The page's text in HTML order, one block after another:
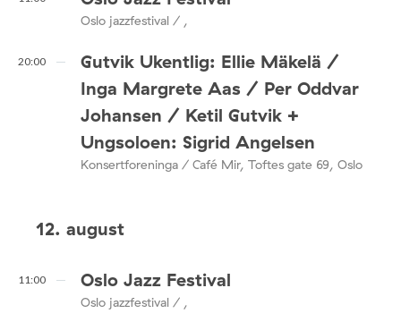
Oslo jazzfestival / ,
20:00
Gutvik Ukentlig: Ellie Mäkelä /
Inga Margrete Aas / Per Oddvar
Johansen / Ketil Gutvik +
Ungsoloen: Sigrid Angelsen
Konsertforeninga / Café Mir, Toftes gate 69, Oslo
12. august
11:00 Oslo Jazz Festival
Oslo jazzfestival / ,